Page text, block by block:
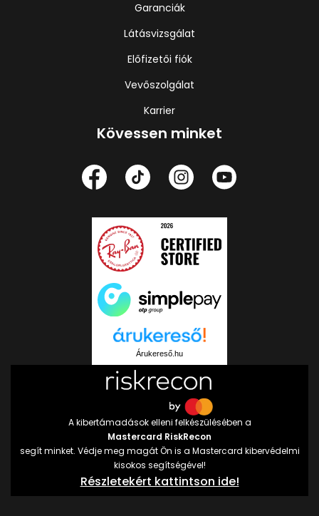
Garanciák
Látásvizsgálat
Előfizetői fiók
Vevőszolgálat
Karrier
Kövessen minket
Árukereső.hu
A kibertámadások elleni felkészülésében a
Mastercard RiskRecon
segít minket. Védje meg magát Ön is a Mastercard kibervédelmi
kisokos segítségével!
Részletekért kattintson ide!